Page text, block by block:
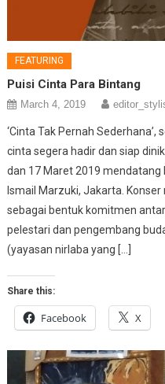
FEATURING
Puisi Cinta Para Bintang
March 4, 2019
‘Cinta Tak Pernah
cinta segera hadir dan siap
dan 17 Maret 2019
Ismail Marzuki, Jakarta.
sebagai bentuk komitmen
pelestari dan pengembang
(yayasan nirlaba yang […]
Share this:
Facebook X